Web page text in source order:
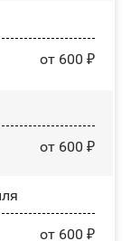
от 600 ₽
от 600 ₽
от 600 ₽